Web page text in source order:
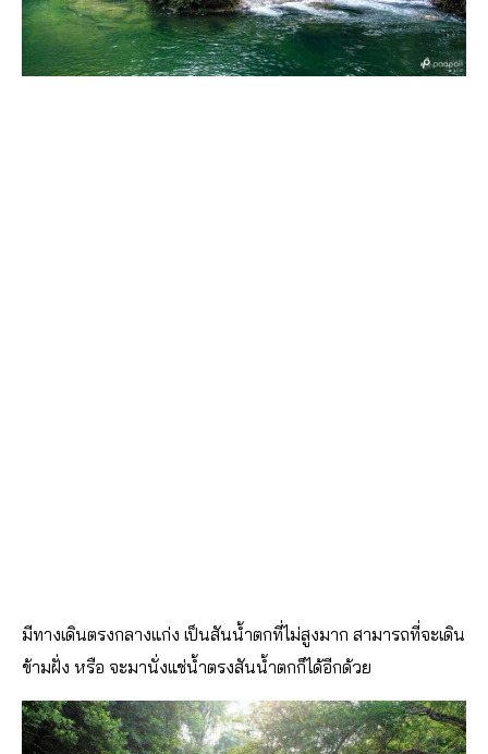
มีทางเดินตรงกลางแก่ง เป็นสันน้ำตกที่ไม่สูงมาก สามารถที่จะเดิน
ข้ามฝั่ง หรือ จะมานั่งแช่น้ำตรงสันน้ำตกก็ได้อีกด้วย